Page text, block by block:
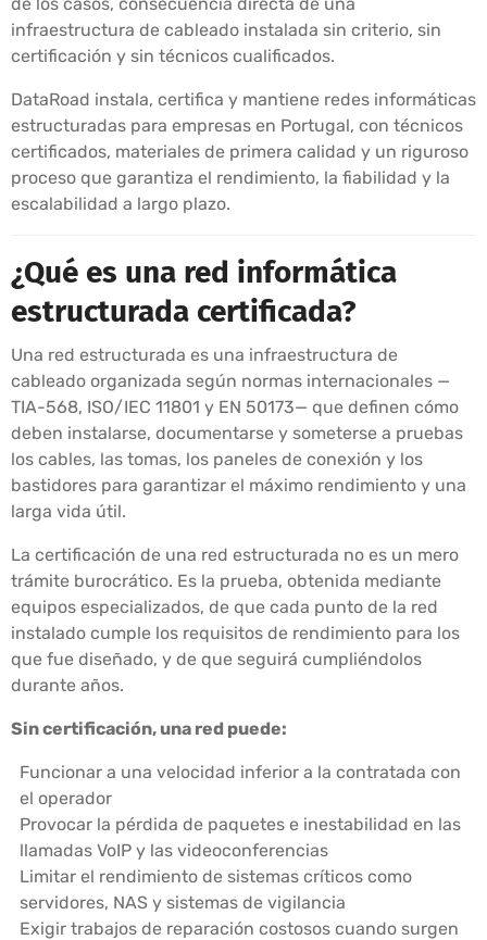
infraestructura de cableado instalada sin criterio, sin
certificación y sin técnicos cualificados.
DataRoad instala, certifica y mantiene redes informáticas
estructuradas para empresas en Portugal, con técnicos
certificados, materiales de primera calidad y un riguroso
proceso que garantiza el rendimiento, la fiabilidad y la
escalabilidad a largo plazo.
¿Qué es una red informática
estructurada certificada?
Una red estructurada es una infraestructura de
cableado organizada según normas internacionales —
TIA-568, ISO/IEC 11801 y EN 50173— que definen cómo
deben instalarse, documentarse y someterse a pruebas
los cables, las tomas, los paneles de conexión y los
bastidores para garantizar el máximo rendimiento y una
larga vida útil.
La certificación de una red estructurada no es un mero
trámite burocrático. Es la prueba, obtenida mediante
equipos especializados, de que cada punto de la red
instalado cumple los requisitos de rendimiento para los
que fue diseñado, y de que seguirá cumpliéndolos
durante años.
Sin certificación, una red puede:
Funcionar a una velocidad inferior a la contratada con
el operador
Provocar la pérdida de paquetes e inestabilidad en las
llamadas VoIP y las videoconferencias
Limitar el rendimiento de sistemas críticos como
servidores, NAS y sistemas de vigilancia
Exigir trabajos de reparación costosos cuando surgen